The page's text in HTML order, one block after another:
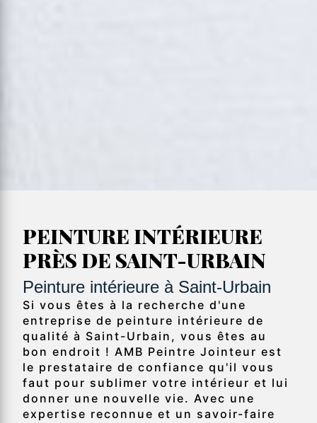
PEINTURE INTÉRIEURE
PRÈS DE SAINT-URBAIN
Peinture intérieure à Saint-Urbain
Si vous êtes à la recherche d'une
entreprise de peinture intérieure de
qualité à Saint-Urbain, vous êtes au
bon endroit ! AMB Peintre Jointeur est
le prestataire de confiance qu'il vous
faut pour sublimer votre intérieur et lui
donner une nouvelle vie. Avec une
expertise reconnue et un savoir-faire